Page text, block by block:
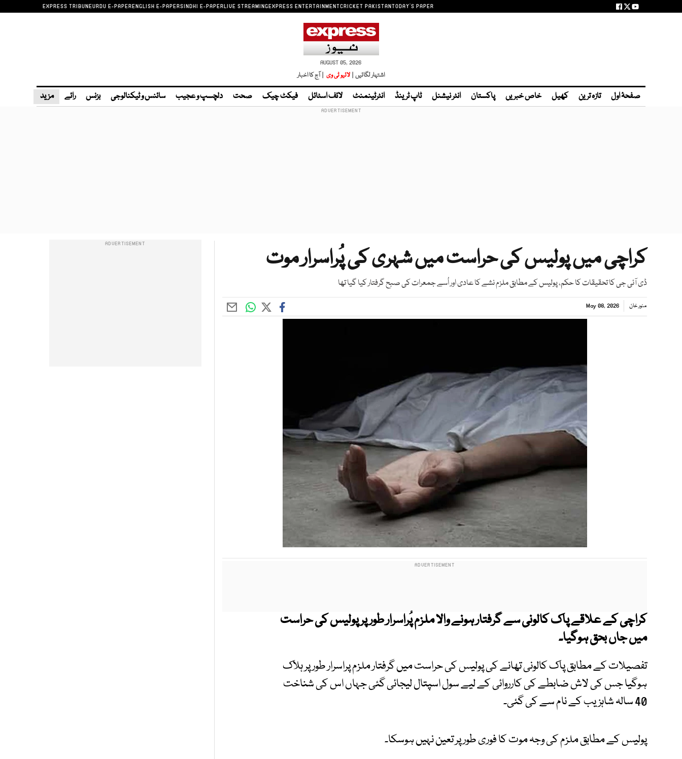
EXPRESS TRIBUNEURDU E-PAPERENGLISH E-PAPERSINDHI E-PAPERLIVE STREAMINGEXPRESS ENTERTAINMENTCRICKET PAKISTANTODAY'S PAPER
AUGUST 05, 2026
اشتہار لگائیں | لائیو ٹی وی | آج کا اخبار
صفحۂ اول تازہ ترین کھیل خاص خبریں پاکستان انٹر نیشنل ٹاپ ٹرینڈ انٹرٹینمنٹ لائف اسٹائل فیکٹ چیک صحت دلچسپ و عجیب سائنس و ٹیکنالوجی بزنس رائے مزید
کراچی میں پولیس کی حراست میں شہری کی پُراسرار موت
ڈی آئی جی کا تحقیقات کا حکم، پولیس کے مطابق ملزم نشے کا عادی اور اُسے جمعرات کی صبح گرفتار کیا گیا تھا
منور خان May 08, 2026
کراچی کے علاقے پاک کالونی سے گرفتار ہونے والا ملزم پُراسرار طور پر پولیس کی حراست
میں جاں بحق ہوگیا۔
تفصیلات کے مطابق پاک کالونی تھانے کی پولیس کی حراست میں گرفتار ملزم پراسرار طور پر ہلاک
ہوگیا جس کی لاش ضابطے کی کارروائی کے لیے سول اسپتال لیجائی گئی جہاں اس کی شناخت
40 سالہ شاہزیب کے نام سے کی گئی۔
پولیس کے مطابق ملزم کی وجہ موت کا فوری طور پر تعین نہیں ہوسکا۔